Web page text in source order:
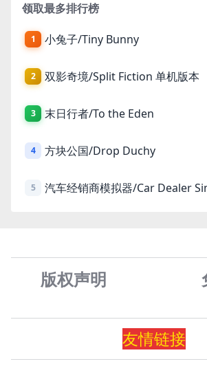
领取最多排行榜
1 小兔子/Tiny Bunny
2 双影奇境/Split Fiction 单机版本
3 末日行者/To the Eden
4 方块公国/Drop Duchy
5 汽车经销商模拟器/Car Dealer
版权声明
友情链接